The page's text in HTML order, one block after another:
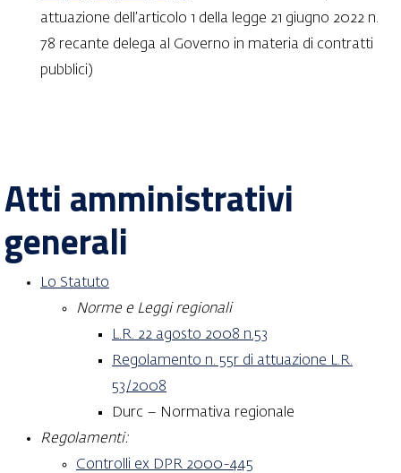
attuazione dell’articolo 1 della legge 21 giugno 2022 n.
78 recante delega al Governo in materia di contratti
pubblici)
Atti amministrativi
generali
Lo Statuto
Norme e Leggi regionali
L.R. 22 agosto 2008 n.53
Regolamento n. 55r di attuazione L.R.
53/2008
Durc – Normativa regionale
Regolamenti:
Controlli ex DPR 2000-445